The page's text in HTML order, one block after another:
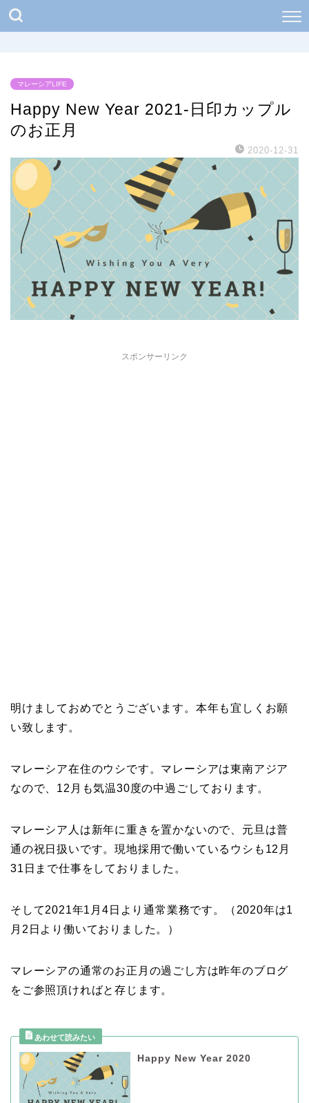
マレーシアLIFE
Happy New Year 2021-日印カップル
のお正月
2020-12-31
スポンサーリンク
明けましておめでとうございます。本年も宜しくお願
い致します。
マレーシア在住のウシです。マレーシアは東南アジア
なので、12月も気温30度の中過ごしております。
マレーシア人は新年に重きを置かないので、元旦は普
通の祝日扱いです。現地採用で働いているウシも12月
31日まで仕事をしておりました。
そして2021年1月4日より通常業務です。（2020年は1
月2日より働いておりました。）
マレーシアの通常のお正月の過ごし方は昨年のブログ
をご参照頂ければと存じます。
Happy New Year 2020